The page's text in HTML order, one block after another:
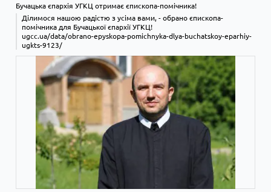
Бучацька єпархія УГКЦ отримає єпископа-помічника!
Ділимося нашою радістю з усіма вами, - обрано єпископа-
помічника для Бучацької єпархії УГКЦ!
ugcc.ua/data/obrano-epyskopa-pomichnyka-dlya-buchatskoy-eparhiy-
ugkts-9123/